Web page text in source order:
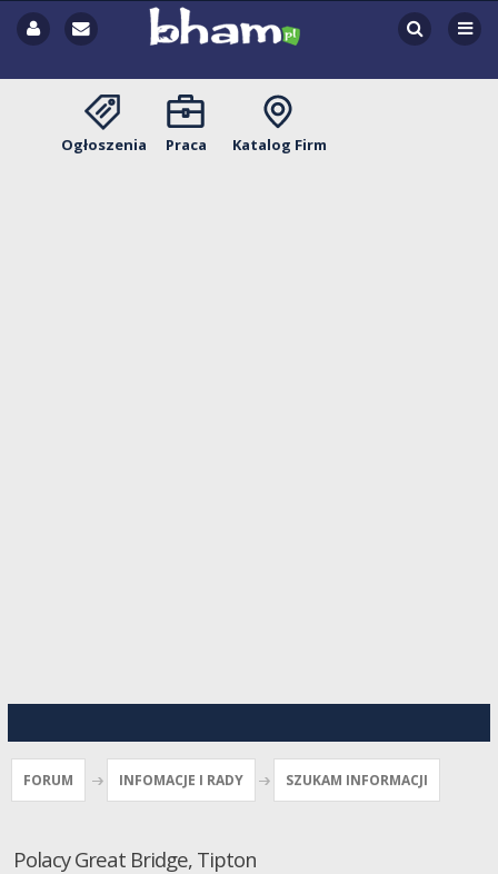
Ogłoszenia Praca Katalog Firm
FORUM INFOMACJE I RADY SZUKAM INFORMACJI
Polacy Great Bridge, Tipton